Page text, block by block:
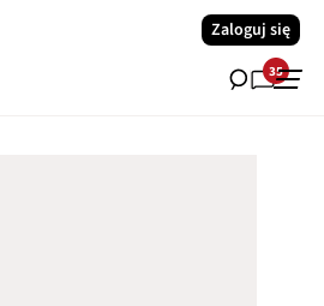
Zaloguj się
35